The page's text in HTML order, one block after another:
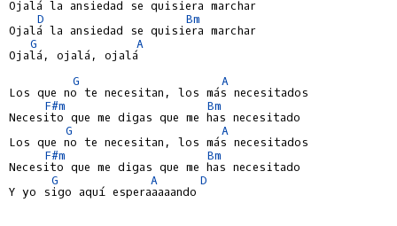
Ojalá la ansiedad se quisiera marchar
D
Bm
Ojalá la ansiedad se quisiera marchar
G
A
Ojalá, ojalá, ojalá
G
A
Los que no te necesitan, los más necesitados
F#m
Bm
Necesito que me digas que me has necesitado
G
A
Los que no te necesitan, los más necesitados
F#m
Bm
Necesito que me digas que me has necesitado
G
A
D
Y yo sigo aquí esperaaaaando